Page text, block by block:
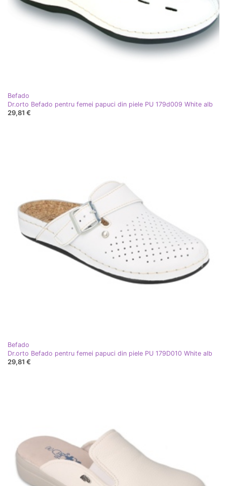
Befado
Dr.orto Befado pentru femei papuci din piele PU 179d009 White alb
29,81 €
Befado
Dr.orto Befado pentru femei papuci din piele PU 179D010 White alb
29,81 €